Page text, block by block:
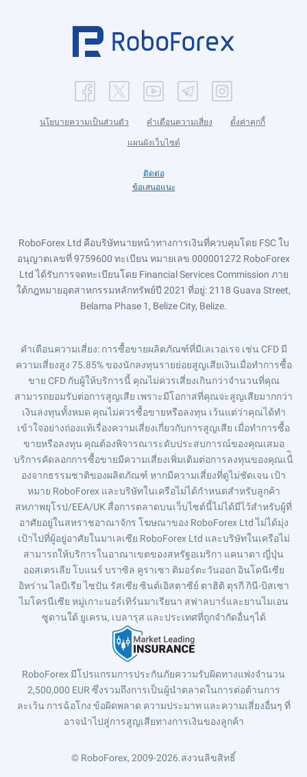
นโยบายความเป็นส่วนตัว คำเตือนความเสี่ยง ตั้งค่าคุกกี้
แผนผังเว็บไซต์
ติดต่อ
ข้อเสนอแนะ
RoboForex Ltd คือบริษัทนายหน้าทางการเงินที่ควบคุมโดย FSC ใบ
อนุญาตเลขที่ 9759600 ทะเบียน หมายเลข 000001272 RoboForex
Ltd ได้รับการจดทะเบียนโดย Financial Services Commission ภาย
ใต้กฎหมายอุตสาหกรรมหลักทรัพย์ปี 2021 ที่อยู่: 2118 Guava Street,
Belama Phase 1, Belize City, Belize.
คำเตือนความเสี่ยง: การซื้อขายผลิตภัณฑ์ที่มีเลเวอเรจ เช่น CFD มี
ความเสี่ยงสูง 75.85% ของนักลงทุนรายย่อยสูญเสียเงินเมื่อทำการซื้อ
ขาย CFD กับผู้ให้บริการนี้ คุณไม่ควรเสี่ยงเกินกว่าจำนวนที่คุณ
สามารถยอมรับต่อการสูญเสีย เพราะมีโอกาสที่คุณจะสูญเสียมากกว่า
เงินลงทุนทั้งหมด คุณไม่ควรซื้อขายหรือลงทุน เว้นแต่ว่าคุณได้ทำ
เข้าใจอย่างถ่องแท้เรื่องความเสี่ยงเกี่ยวกับการสูญเสีย เมื่อทำการซื้อ
ขายหรือลงทุน คุณต้องพิจารณาระดับประสบการณ์ของคุณเสมอ
บริการคัดลอกการซื้อขายมีความเสี่ยงเพิ่มเติมต่อการลงทุนของคุณเนื่ิ
องจากธรรมชาติของผลิตภัณฑ์ หากมีความเสี่ยงที่ดูไม่ชัดเจน เป้า
หมาย RoboForex และบริษัทในเครือไม่ได้กำหนดสำหรับลูกค้า
สหภาพยุโรป/EEA/UK สื่อการตลาดบนเว็บไซต์นี้ไม่ได้มีไว้สำหรับผู้ที่
อาศัยอยู่ในสหราชอาณาจักร โฆษณาของ RoboForex Ltd ไม่ได้มุ่ง
เป้าไปที่ผู้อยู่อาศัยในมาเลเซีย RoboForex Ltd และบริษัทในเครือไม่
สามารถให้บริการในอาณาเขตของสหรัฐอเมริกา แคนาดา ญี่ปุ่น
ออสเตรเลีย โบแนร์ บราซิล คูราเซา ติมอร์ตะวันออก อินโดนีเซีย
อิหร่าน ไลบีเรีย ไซปัน รัสเซีย ซินต์เอิสตาซีย์ ตาฮิติ ตุรกี กินี-บิสเซา
ไมโครนีเซีย หมู่เกาะนอร์เทิร์นมาเรียนา สฟาลบาร์และยานไมเอน
ซูดานใต้ ยูเครน, เบลารุส และประเทศที่ถูกจำกัดอื่นๆได้
RoboForex มีโปรแกรมการประกันภัยความรับผิดทางแพ่งจำนวน
2,500,000 EUR ซึ่งรวมถึงการเป็นผู้นำตลาดในการต่อต้านการ
ละเว้น การฉ้อโกง ข้อผิดพลาด ความประมาท และความเสี่ยงอื่นๆ ที่
อาจนำไปสู่การสูญเสียทางการเงินของลูกค้า
© RoboForex, 2009-2026.สงวนลิขสิทธิ์